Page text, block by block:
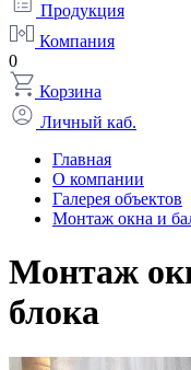
Продукция
Компания
0
Корзина
Личный каб.
Главная
О компании
Галерея объектов
Монтаж окна и
Монтаж
блока